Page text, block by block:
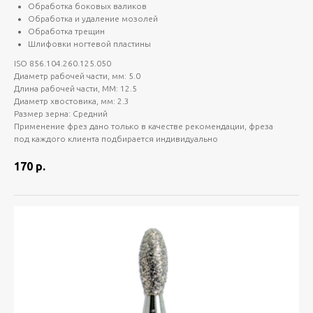
Обработка боковых валиков
Обработка и удаление мозолей
Обработка трещин
Шлифовки ногтевой пластины
ISO 856.104.260.125.050
Диаметр рабочей части, мм: 5.0
Длина рабочей части, ММ: 12.5
Диаметр хвостовика, мм: 2.3
Размер зерна: Средний
Применение фрез дано только в качестве рекомендации, фреза
под каждого клиента подбирается индивидуально
170 р.